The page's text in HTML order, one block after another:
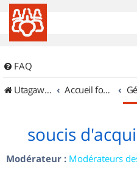
FAQ
UtagawaVTT (Randos VTT et VTTAE avec traces GPS)
Accueil forum
soucis
Modérateur : Modérateurs